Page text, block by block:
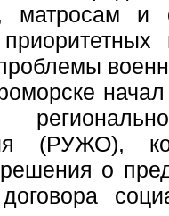
матросам и
начал
(РУЖО),
о
договора